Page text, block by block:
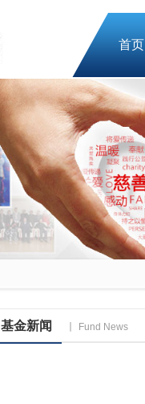
首页
基金新闻 Fund News